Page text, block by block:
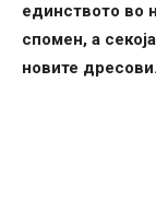
единството во
спомен, а
новите дресови.